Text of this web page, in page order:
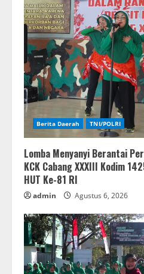
Berita Daerah TNI/POLRI
Lomba Menyanyi Berantai
KCK Cabang XXXIII Kodim
HUT Ke-81 RI
admin Agustus 6, 2026